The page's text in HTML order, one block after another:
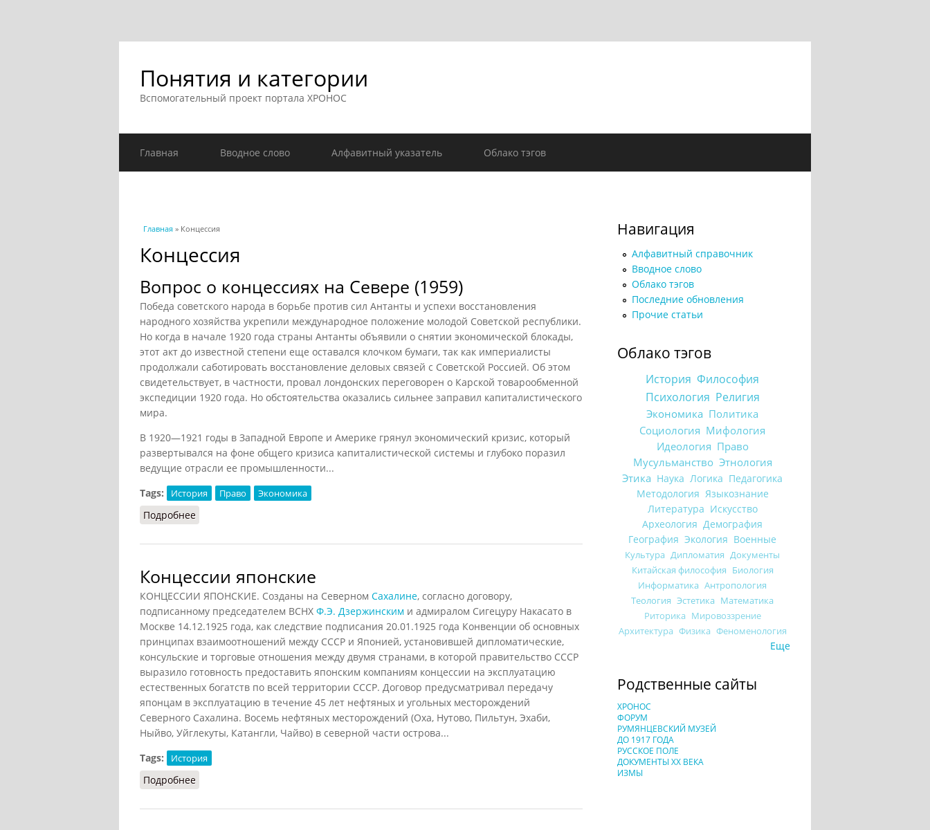
Понятия и категории
Вспомогательный проект портала ХРОНОС
Главная Вводное слово Алфавитный указатель Облако тэгов
Вы здесь
Главная » Концессия
Концессия
Вопрос о концессиях на Севере (1959)
Победа советского народа в борьбе против сил Антанты и успехи восстановления
народного хозяйства укрепили международное положение молодой Советской республики.
Но когда в начале 1920 года страны Антанты объявили о снятии экономической блокады,
этот акт до известной степени еще оставался клочком бумаги, так как империалисты
продолжали саботировать восстановление деловых связей с Советской Россией. Об этом
свидетельствует, в частности, провал лондонских переговорен о Карской товарообменной
экспедиции 1920 года. Но обстоятельства оказались сильнее заправил капиталистического
мира.
В 1920—1921 годы в Западной Европе и Америке грянул экономический кризис, который
развертывался на фоне общего кризиса капиталистической системы и глубоко поразил
ведущие отрасли ее промышленности...
Tags:
История Право Экономика
Подробнее
Концессии японские
КОНЦЕССИИ ЯПОНСКИЕ. Созданы на Северном Сахалине, согласно договору,
подписанному председателем ВСНХ Ф.Э. Дзержинским и адмиралом Сигецуру Накасато в
Москве 14.12.1925 года, как следствие подписания 20.01.1925 года Конвенции об основных
принципах взаимоотношений между СССР и Японией, установившей дипломатические,
консульские и торговые отношения между двумя странами, в которой правительство СССР
выразило готовность предоставить японским компаниям концессии на эксплуатацию
естественных богатств по всей территории СССР. Договор предусматривал передачу
японцам в эксплуатацию в течение 45 лет нефтяных и угольных месторождений
Северного Сахалина. Восемь нефтяных месторождений (Оха, Нутово, Пильтун, Эхаби,
Ныйво, Уйглекуты, Катангли, Чайво) в северной части острова...
Tags:
История
Подробнее
Навигация
Алфавитный справочник
Вводное слово
Облако тэгов
Последние обновления
Прочие статьи
Облако тэгов
История Философия
Психология Религия
Экономика Политика
Социология Мифология
Идеология Право
Мусульманство Этнология
Этика Наука Логика Педагогика
Методология Языкознание
Литература Искусство
Археология Демография
География Экология Военные
Культура Дипломатия Документы
Китайская философия Биология
Информатика Антропология
Теология Эстетика Математика
Риторика Мировоззрение
Архитектура Физика Феноменология
Еще
Родственные сайты
ХРОНОС
ФОРУМ
РУМЯНЦЕВСКИЙ МУЗЕЙ
ДО 1917 ГОДА
РУССКОЕ ПОЛЕ
ДОКУМЕНТЫ XX ВЕКА
ИЗМЫ